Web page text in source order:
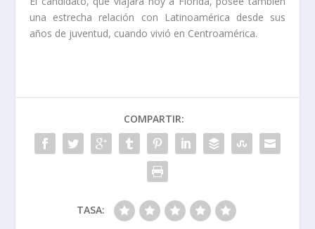
una estrecha relación con Latinoamérica desde sus
años de juventud, cuando vivió en Centroamérica.
COMPARTIR:
TASA: